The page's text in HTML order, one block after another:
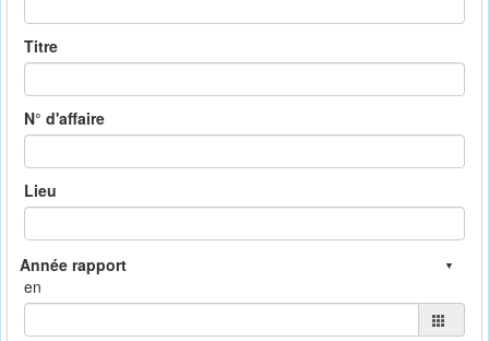
Titre
N° d'affaire
Lieu
en